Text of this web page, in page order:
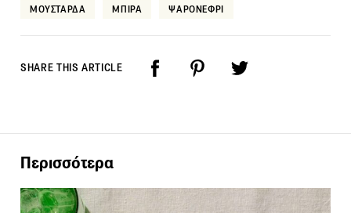
ΜΟΥΣΤΑΡΔΑ ΜΠΙΡΑ ΨΑΡΟΝΕΦΡΙ
SHARE THIS ARTICLE
Περισσότερα